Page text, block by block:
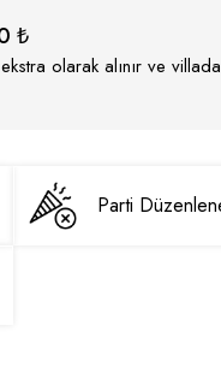
₺
olarak alınır ve
Parti